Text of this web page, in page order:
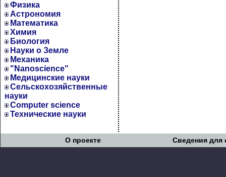
Физика
Астрономия
Математика
Химия
Биология
Науки о Земле
Механика
"Nanoscience"
Медицинские науки
Сельскохозяйственные
науки
Computer science
Технические науки
О проекте Сведения для